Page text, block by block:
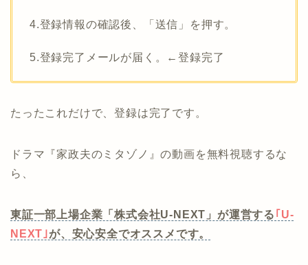
4.登録情報の確認後、「送信」を押す。
5.登録完了メールが届く。←登録完了
たったこれだけで、登録は完了です。
ドラマ『家政夫のミタゾノ』の動画を無料視聴するな
ら、
東証一部上場企業「株式会社U-NEXT」が運営する ｢U-
NEXT｣ が、安心安全でオススメです。